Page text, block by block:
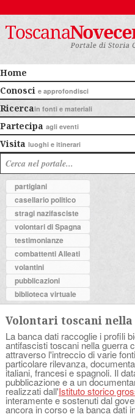
Home
Conosci e approfondisci
Ricercain fonti e materiali
Partecipa agli eventi
Visita luoghi e itinerari
partigiani
casellario politico
stragi nazifasciste
volontari di Spagna
testimonianze
combattenti Alleati
volantini
pubblicazioni
biblioteca virtuale
Volontari toscani
La banca dati raccoglie i profili
antifascisti toscani nella guerra
attraverso l'intreccio di varie
particolare rilevanza,
italiani, francesi e spagnoli. Il
pubblicazione e a un
realizzati dall'Istituto storico
interamente e sostenuti dal
ancora in corso e la banca dati